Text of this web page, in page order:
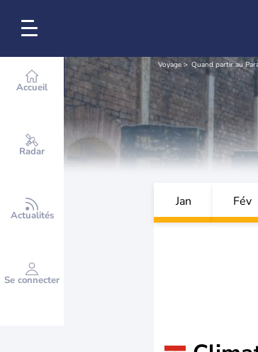
Accueil
Radar
Actualités
Se connecter
Voyage Quand partir au
Jan Fév